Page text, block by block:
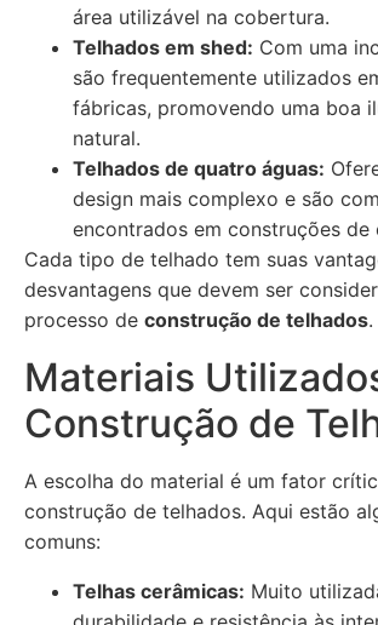
área utilizável na cobertura.
Telhados em shed: Com uma
são frequentemente utilizados
fábricas, promovendo uma boa
natural.
Telhados de quatro águas:
design mais complexo e são
encontrados em construções de
Cada tipo de telhado tem suas
desvantagens que devem ser
processo de construção de telhados.
Materiais
Construção de
A escolha do material é um fator
construção de telhados. Aqui estão
comuns:
Telhas cerâmicas: Muito